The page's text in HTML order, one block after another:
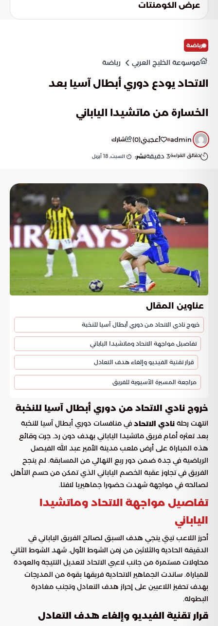
عرض الكومنتات
رياضة
موسوعة الخليج العربي رياضة
الاتحاد يودع دوري أبطال آسيا بعد
الخسارة من ماتشيدا الياباني
admin أعجبني(
0
) شارك
دقائق القراءة3 دقيقةنشر: السبت, 18 أبريل
عناوين المقال
خروج نادي الاتحاد من دوري أبطال آسيا للنخبة
تفاصيل مواجهة الاتحاد وماتشيدا الياباني
قرار تقنية الفيديو وإلغاء هدف التعادل
مراجعة المسيرة الآسيوية للفريق
خروج نادي الاتحاد من دوري أبطال آسيا للنخبة
انتهت رحلة نادي الاتحاد في منافسات دوري أبطال آسيا للنخبة
بعد تعثره أمام فريق ماتشيدا الياباني بهدف دون رد. جرت وقائع
هذه المباراة على أرض ملعب مدينة الأمير عبد الله الفيصل
الرياضية في جدة ضمن دور ربع النهائي من المسابقة. لم ينجح
الفريق في تجاوز عقبة الخصم الياباني الذي تمكن من حسم التأهل
لصالحه في مواجهة شهدت حضورا جماهيريا لافتا.
تفاصيل مواجهة الاتحاد وماتشيدا
الياباني
أحرز اللاعب تيتي ينجي هدف السبق لصالح الفريق الياباني في
الدقيقة الحادية والثلاثين من زمن الشوط الأول. شهد الشوط الثاني
محاولات مستمرة من جانب لاعبي الاتحاد لتعديل النتيجة والعودة
للمباراة. ساندت الجماهير الاتحادية فريقها بقوة من المدرجات
بهدف تحفيز اللاعبين على إحراز هدف التعادل وتجنب مغادرة
البطولة.
قرار تقنية الفيديو وإلغاء هدف التعادل